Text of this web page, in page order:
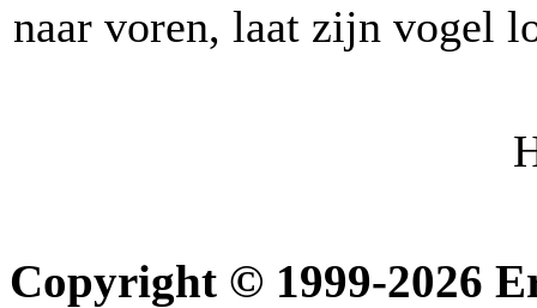
naar voren, laat zijn vogel
Copyright © 1999-2026